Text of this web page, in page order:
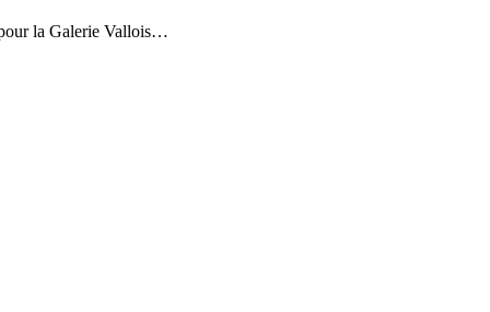
la Galerie Vallois…